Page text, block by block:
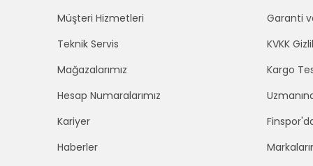
Müşteri Hizmetleri
Teknik Servis
Mağazalarımız
Hesap Numaralarımız
Kariyer
Haberler
Garanti
KVKK
Kargo